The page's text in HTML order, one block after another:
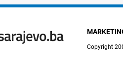
Copyright